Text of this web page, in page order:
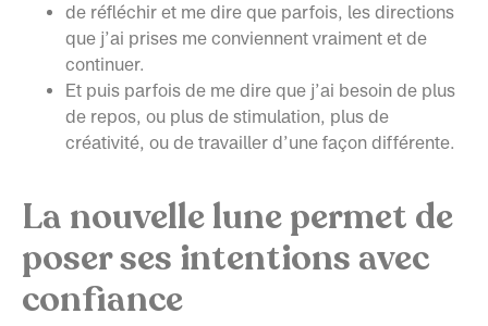
de réfléchir et me dire que parfois, les directions
que j’ai prises me conviennent vraiment et de
continuer.
Et puis parfois de me dire que j’ai besoin de plus
de repos, ou plus de stimulation, plus de
créativité, ou de travailler d’une façon différente.
La nouvelle lune permet de
poser ses intentions avec
confiance